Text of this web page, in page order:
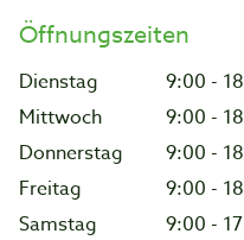
Öffnungszeiten
Dienstag
9:00 -
Mittwoch
9:00 -
Donnerstag
9:00 -
Freitag
9:00 -
Samstag
9:00 -